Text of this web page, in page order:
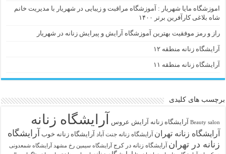
اموزشگاه مایا شهریار : آموزشگاه مراقبت و زیبایی در شهریار با مدیریت خانم
شاه بلاغی کارآفرین برتر ۱۴۰۰
راز و رمز موفقیت بهترین آموزشگاه آرایش و پیرایش زنانه در شهریار
آرایشگاه زنانه منطقه ۱۲
آرایشگاه زنانه منطقه ۱۱
برچسب های کلیدی
Beauty salon آرايشگاه زنانه آرایش عروس آرایشگاه زنانه
آرایشگاه زنانه تهران آرایشگاه زنانه جنت آباد آرایشگاه زنانه خوب آرایشگاه
زنانه در تهران آرایشگاه زنانه در کرج آرایشگاه سیمین رخ مشهد
آرایشگاه شمعدونی